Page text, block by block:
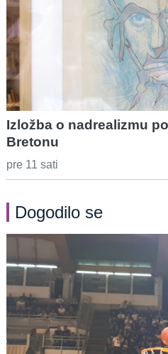
Izložba o nadrealizmu
Bretonu
pre 11 sati
Dogodilo se